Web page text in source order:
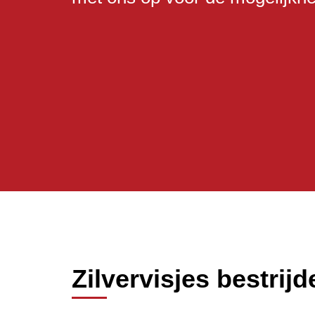
Zilvervisjes